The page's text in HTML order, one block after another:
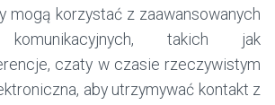
mogą korzystać z zaawansowanych
komunikacyjnych, takich jak
czaty w czasie rzeczywistym
aby utrzymywać kontakt z